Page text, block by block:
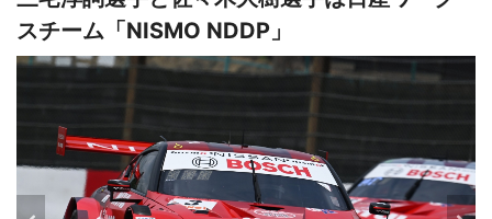
スチーム「NISMO NDDP」